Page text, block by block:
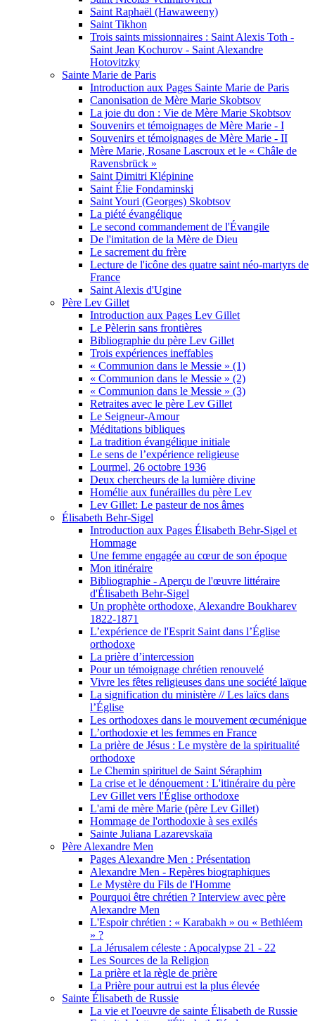
Saint Raphaël (Hawaweeny)
Saint Tikhon
Trois saints missionnaires : Saint Alexis Toth -
Saint Jean Kochurov - Saint Alexandre
Hotovitzky
Sainte Marie de Paris
Introduction aux Pages Sainte Marie de Paris
Canonisation de Mère Marie Skobtsov
La joie du don : Vie de Mère Marie Skobtsov
Souvenirs et témoignages de Mère Marie - I
Souvenirs et témoignages de Mère Marie - II
Mère Marie, Rosane Lascroux et le « Châle de
Ravensbrück »
Saint Dimitri Klépinine
Saint Élie Fondaminski
Saint Youri (Georges) Skobtsov
La piété évangélique
Le second commandement de l'Évangile
De l'imitation de la Mère de Dieu
Le sacrement du frère
Lecture de l'icône des quatre saint néo-martyrs de
France
Saint Alexis d'Ugine
Père Lev Gillet
Introduction aux Pages Lev Gillet
Le Pèlerin sans frontières
Bibliographie du père Lev Gillet
Trois expériences ineffables
« Communion dans le Messie » (1)
« Communion dans le Messie » (2)
« Communion dans le Messie » (3)
Retraites avec le père Lev Gillet
Le Seigneur-Amour
Méditations bibliques
La tradition évangélique initiale
Le sens de l’expérience religieuse
Lourmel, 26 octobre 1936
Deux chercheurs de la lumière divine
Homélie aux funérailles du père Lev
Lev Gillet: Le pasteur de nos âmes
Élisabeth Behr-Sigel
Introduction aux Pages Élisabeth Behr-Sigel et
Hommage
Une femme engagée au cœur de son époque
Mon itinéraire
Bibliographie - Aperçu de l'œuvre littéraire
d'Élisabeth Behr-Sigel
Un prophète orthodoxe, Alexandre Boukharev
1822-1871
L’expérience de l'Esprit Saint dans l’Église
orthodoxe
La prière d’intercession
Pour un témoignage chrétien renouvelé
Vivre les fêtes religieuses dans une société laïque
La signification du ministère // Les laïcs dans
l’Église
Les orthodoxes dans le mouvement œcuménique
L’orthodoxie et les femmes en France
La prière de Jésus : Le mystère de la spiritualité
orthodoxe
Le Chemin spirituel de Saint Séraphim
La crise et le dénouement : L'itinéraire du père
Lev Gillet vers l'Église orthodoxe
L'ami de mère Marie (père Lev Gillet)
Hommage de l'orthodoxie à ses exilés
Sainte Juliana Lazarevskaïa
Père Alexandre Men
Pages Alexandre Men : Présentation
Alexandre Men - Repères biographiques
Le Mystère du Fils de l'Homme
Pourquoi être chrétien ? Interview avec père
Alexandre Men
L'Espoir chrétien : « Karabakh » ou « Bethléem
» ?
La Jérusalem céleste : Apocalypse 21 - 22
Les Sources de la Religion
La prière et la règle de prière
La Prière pour autrui est la plus élevée
Sainte Élisabeth de Russie
La vie et l'oeuvre de sainte Élisabeth de Russie